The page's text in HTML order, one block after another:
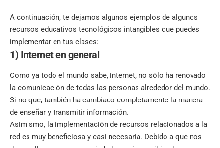
A continuación, te dejamos algunos ejemplos de algunos
recursos educativos tecnológicos intangibles que puedes
implementar en tus clases:
1) Internet en general
Como ya todo el mundo sabe, internet, no sólo ha renovado
la comunicación de todas las personas alrededor del mundo.
Si no que, también ha cambiado completamente la manera
de enseñar y transmitir información.
Asimismo, la implementación de recursos relacionados a la
red es muy beneficiosa y casi necesaria. Debido a que nos